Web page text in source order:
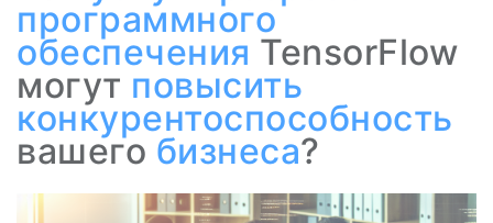
программного
обеспечения TensorFlow
могут повысить
конкурентоспособность
вашего бизнеса?